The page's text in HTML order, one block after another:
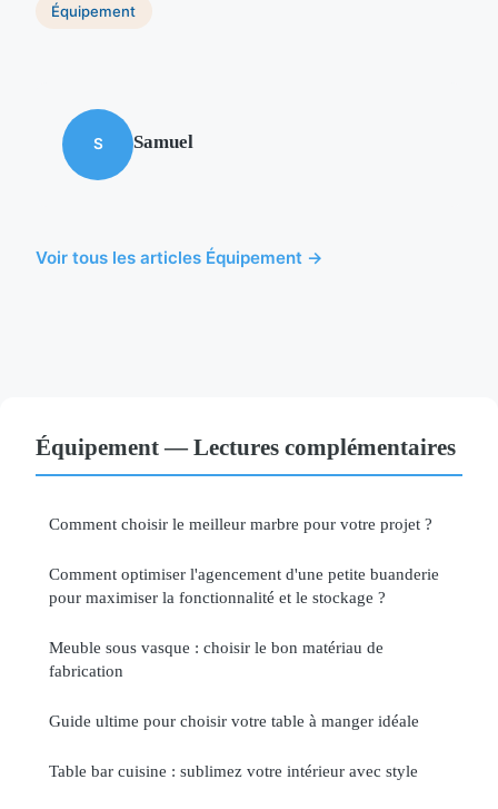
Équipement
S Samuel
Voir tous les articles Équipement →
Équipement — Lectures complémentaires
Comment choisir le meilleur marbre pour votre projet ?
Comment optimiser l'agencement d'une petite buanderie
pour maximiser la fonctionnalité et le stockage ?
Meuble sous vasque : choisir le bon matériau de
fabrication
Guide ultime pour choisir votre table à manger idéale
Table bar cuisine : sublimez votre intérieur avec style